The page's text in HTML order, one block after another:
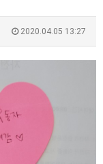
2020.04.05 13:27